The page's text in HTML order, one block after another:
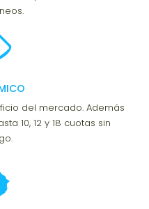
del mercado. Además
10, 12 y 18 cuotas sin